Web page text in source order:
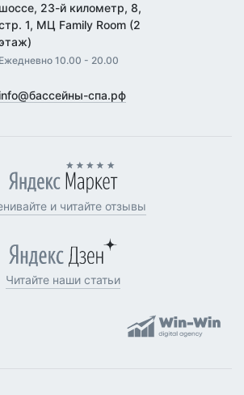
шоссе, 23-й километр, 8,
1, МЦ Family Room (2
Ежедневно 10.00 - 20.00
info@бассейны-спа.рф
и читайте отзывы
Читайте наши статьи